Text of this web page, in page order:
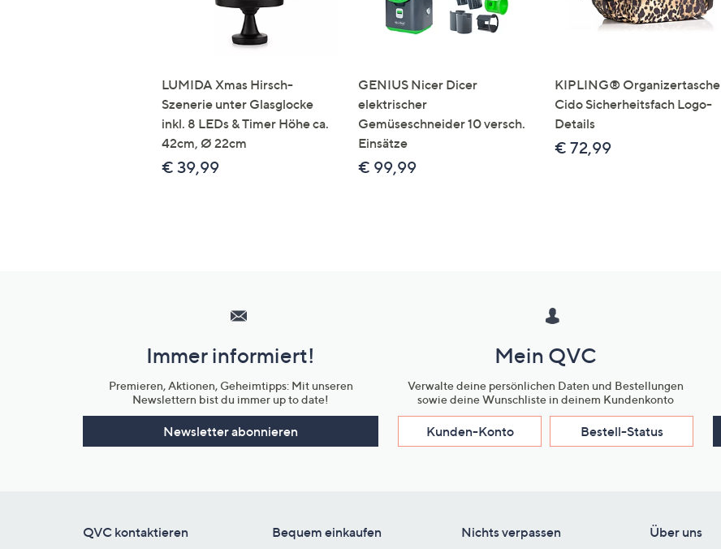
LUMIDA Xmas Hirsch-
Szenerie unter Glasglocke
inkl. 8 LEDs & Timer Höhe ca.
42cm, Ø 22cm
€ 39,99
GENIUS Nicer Dicer
elektrischer
Gemüseschneider 10 versch.
Einsätze
€ 99,99
KIPLING® Organizertasche
Cido Sicherheitsfach Logo-
Details
€ 72,99
Unternehmensinformationen
Immer informiert!
Premieren, Aktionen, Geheimtipps: Mit unseren
Newslettern bist du immer up to date!
Newsletter abonnieren
Mein QVC
Verwalte deine persönlichen Daten und Bestellungen
sowie deine Wunschliste in deinem Kundenkonto
Kunden-Konto Bestell-Status
QVC kontaktieren Bequem einkaufen Nichts verpassen Über uns